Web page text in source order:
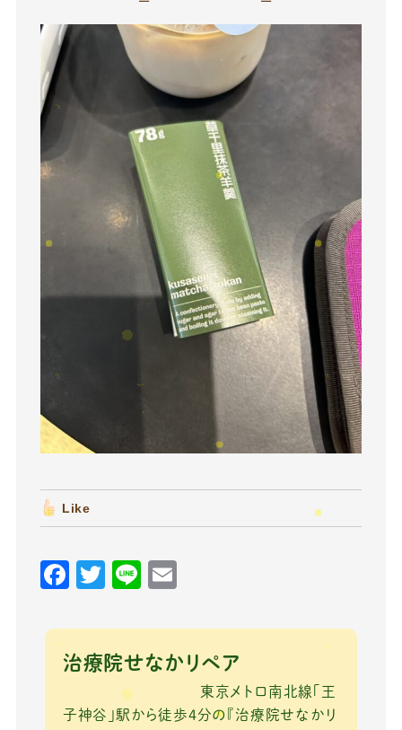
Like
F
c
e
o
T
it
te
Li
e
ai
l
治療院せなかリペア
東京メトロ南北線「王
子神谷」駅から徒歩4分の『治療院せなかリ